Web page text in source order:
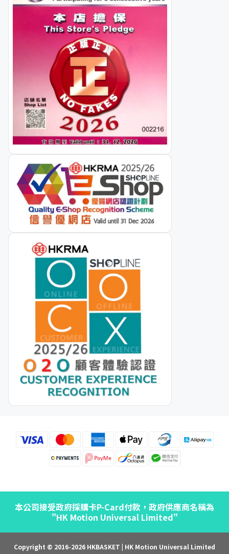
本公司接受政府採購卡P-Card付款，政府供應商名稱為
"HK Motion Universal Limited"
Copyright © 2016-2026 HKBASKET | HK Motion Universal Limited